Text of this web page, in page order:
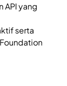
API yang
serta